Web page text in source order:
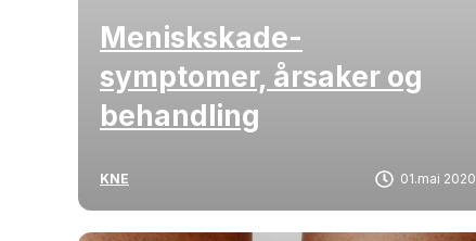
Meniskskade-
symptomer, årsaker og
behandling
KNE 01.mai 2020